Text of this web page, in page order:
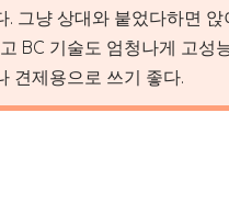
. 그냥 상대와 붙었다하면 앉
BC 기술도 엄청나게 고성
견제용으로 쓰기 좋다.